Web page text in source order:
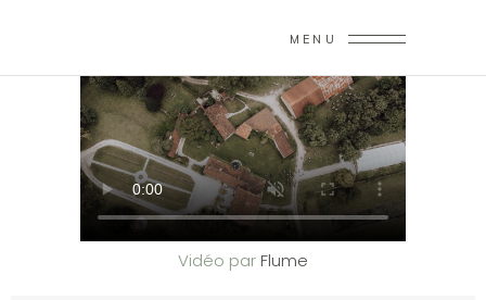
MENU
Vidéo par Flume